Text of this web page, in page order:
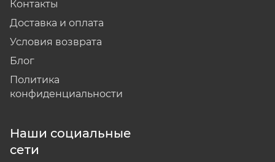
Контакты
Доставка и оплата
Условия возврата
Блог
Политика
конфиденциальности
Наши социальные
сети